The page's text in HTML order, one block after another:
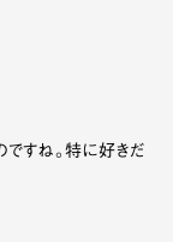
すね。特に好きだ